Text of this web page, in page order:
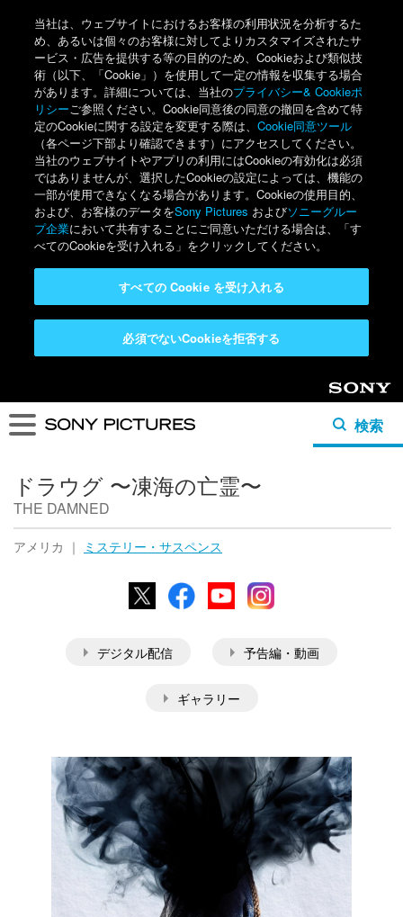
当社は、ウェブサイトにおけるお客様の利用状況を分析するた
め、あるいは個々のお客様に対してよりカスタマイズされたサ
ービス・広告を提供する等の目的のため、Cookieおよび類似技
術（以下、「Cookie」）を使用して一定の情報を収集する場合
があります。詳細については、当社のプライバシー& Cookieポ
リシーご参照ください。Cookie同意後の同意の撤回を含めて特
定のCookieに関する設定を変更する際は、Cookie同意ツール
（各ページ下部より確認できます）にアクセスしてください。
当社のウェブサイトやアプリの利用にはCookieの有効化は必須
ではありませんが、選択したCookieの設定によっては、機能の
一部が使用できなくなる場合があります。Cookieの使用目的、
および、お客様のデータをSony Pictures およびソニーグルー
プ企業において共有することにご同意いただける場合は、「す
べてのCookieを受け入れる」をクリックしてください。
必須でないCookieを拒否する
すべての Cookie を受け入れる
Sony
検索
ドラウグ 〜凍海の亡霊〜
THE DAMNED
アメリカ ｜ ミステリー・サスペンス
X FacebookYouTubeInstagram
デジタル配信 予告編・動画
ギャラリー